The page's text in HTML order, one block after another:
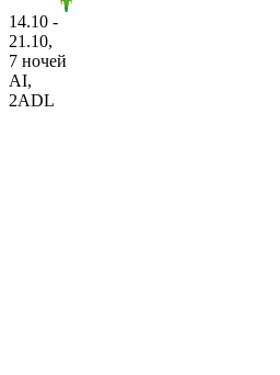
14.10 -
21.10,
7 ночей
AI,
2ADL